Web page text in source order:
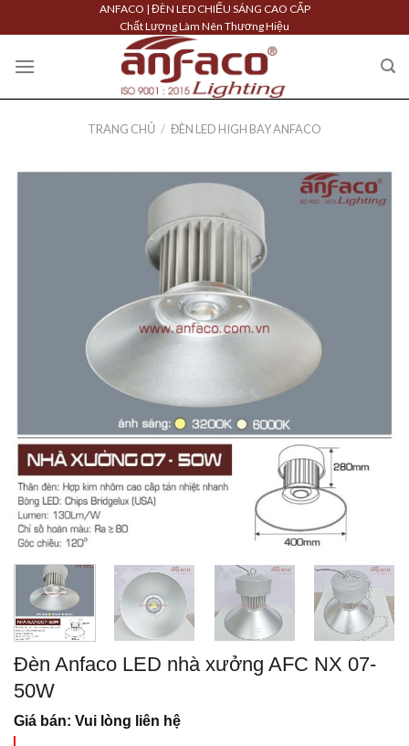
to
content
ANFACO | ĐÈN LED CHIẾU SÁNG CAO CẤP
Chất Lượng Làm Nên Thương Hiệu
TRANG CHỦ / ĐÈN LED HIGH BAY ANFACO
Đèn Anfaco LED nhà xưởng AFC NX 07-
50W
Giá bán: Vui lòng liên hệ